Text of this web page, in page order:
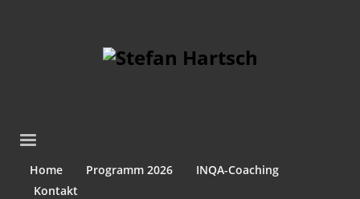
Home Programm 2026
INQA-Coaching
Kontakt